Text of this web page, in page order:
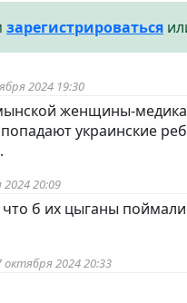
зарегистрироваться
2024 19:30
женщины-
украинские
20:09
б их цыганы поймали
октября 2024 20:33